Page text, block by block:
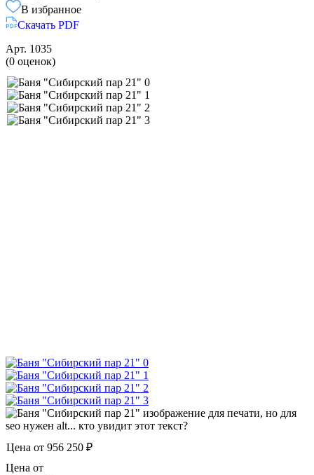
В избранное
Скачать PDF
Арт. 1035
(0 оценок)
Цена от 956 250 ₽
Цена от